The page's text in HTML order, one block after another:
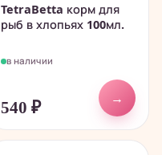
TetraBetta корм для
рыб в хлопьях 100мл.
в наличии
540 ₽
→